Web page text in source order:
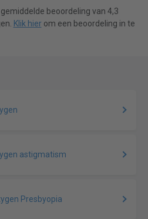
beoordeling van 4,3
Klik hierom een beoordeling in te
astigmatism
Presbyopia